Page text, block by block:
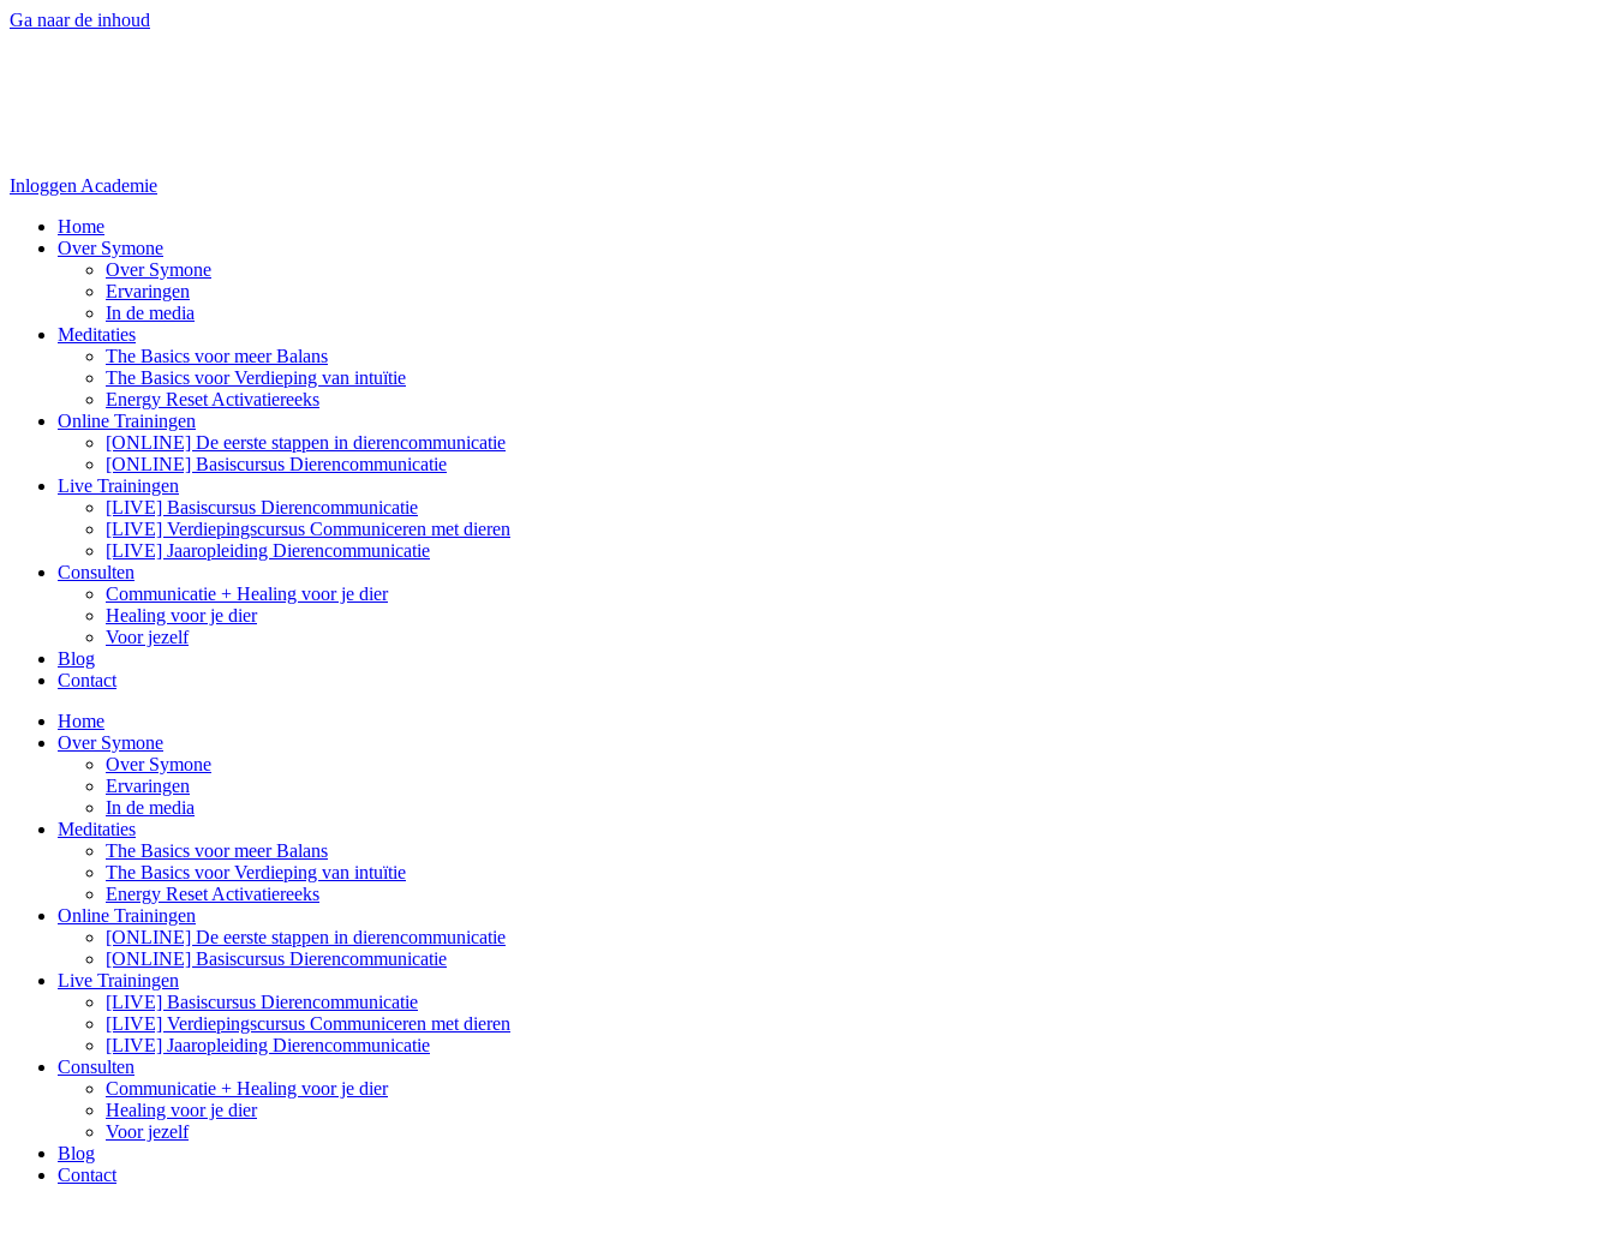
Ga naar de inhoud
Inloggen Academie
Home
Over Symone
Over Symone
Ervaringen
In de media
Meditaties
The Basics voor meer Balans
The Basics voor Verdieping van intuïtie
Energy Reset Activatiereeks
Online Trainingen
[ONLINE] De eerste stappen in dierencommunicatie
[ONLINE] Basiscursus Dierencommunicatie
Live Trainingen
[LIVE] Basiscursus Dierencommunicatie
[LIVE] Verdiepingscursus Communiceren met dieren
[LIVE] Jaaropleiding Dierencommunicatie
Consulten
Communicatie + Healing voor je dier
Healing voor je dier
Voor jezelf
Blog
Contact
Home
Over Symone
Over Symone
Ervaringen
In de media
Meditaties
The Basics voor meer Balans
The Basics voor Verdieping van intuïtie
Energy Reset Activatiereeks
Online Trainingen
[ONLINE] De eerste stappen in dierencommunicatie
[ONLINE] Basiscursus Dierencommunicatie
Live Trainingen
[LIVE] Basiscursus Dierencommunicatie
[LIVE] Verdiepingscursus Communiceren met dieren
[LIVE] Jaaropleiding Dierencommunicatie
Consulten
Communicatie + Healing voor je dier
Healing voor je dier
Voor jezelf
Blog
Contact